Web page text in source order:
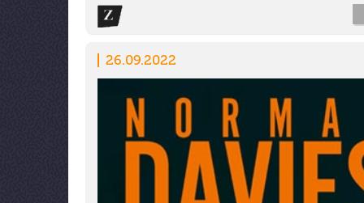
26.09.2022